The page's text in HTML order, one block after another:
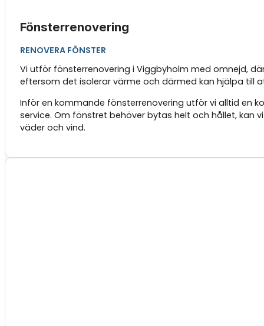
Fönsterrenovering
RENOVERA FÖNSTER
Vi utför fönsterrenovering i Viggbyholm med omnejd,
eftersom det isolerar värme och därmed kan hjälpa till
Inför en kommande fönsterrenovering utför vi alltid en
service. Om fönstret behöver bytas helt och hållet,
väder och vind.